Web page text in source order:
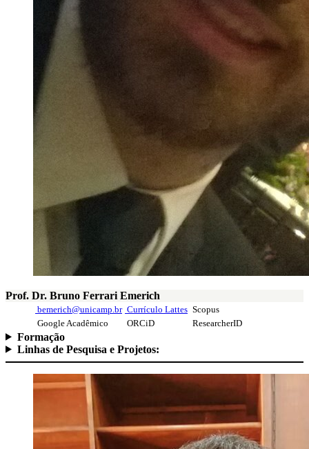
Prof. Dr. Bruno Ferrari Emerich
bemerich@unicamp.br Currículo Lattes Scopus
Google Acadêmico
ORCiD ResearcherID
Formação
Linhas de Pesquisa e Projetos: